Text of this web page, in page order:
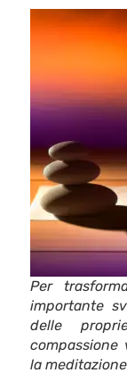
Per
importante
delle
la